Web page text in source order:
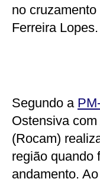
no
Ferreira Lopes.
Segundo a
Ostensiva
(Rocam)
região quando
andamento.